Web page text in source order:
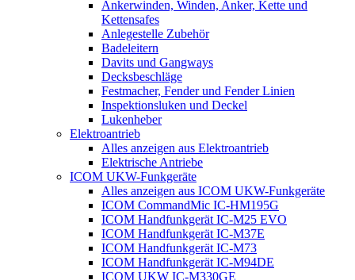
Ankerwinden, Winden, Anker, Kette und
Kettensafes
Anlegestelle Zubehör
Badeleitern
Davits und Gangways
Decksbeschläge
Festmacher, Fender und Fender Linien
Inspektionsluken und Deckel
Lukenheber
Elektroantrieb
Alles anzeigen aus Elektroantrieb
Elektrische Antriebe
ICOM UKW-Funkgeräte
Alles anzeigen aus ICOM UKW-Funkgeräte
ICOM CommandMic IC-HM195G
ICOM Handfunkgerät IC-M25 EVO
ICOM Handfunkgerät IC-M37E
ICOM Handfunkgerät IC-M73
ICOM Handfunkgerät IC-M94DE
ICOM UKW IC-M330GE